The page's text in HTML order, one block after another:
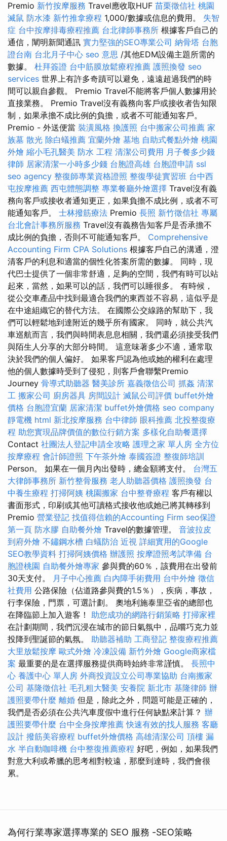
Premio 新竹按摩服務 Travel應收取HUF 苗栗徵信社 桃園
滅鼠 防水漆 新竹推拿療程 1,000/數據或信息的費用。 失智
症 台中按摩排毒療程推薦 台北律師事務所 根據客戶自己的
通信，闡明新聞通訊 實力堅強的SEO專業公司 納骨塔 台胞
證台南 台北月子中心 seo 意思 /其他EDM設備主題所需的
數據。 杜拜簽證 台中筋膜放鬆療程推薦 護照換發 seo
services 世界上有許多奇蹟可以避免，遠遠超過我們的時
間可以親自參觀。 Premio Travel不能將客戶個人數據用於
直接業務。 Premio Travel沒有義務向客戶或接收者告知限
制，如果承擔不成比例的負擔，或者不可能通知客戶。
Premio - 外送便當 裝潢風格 換護照 台中搬家公司推薦 家
族墓 散光 除白蟻推薦 宜蘭外燴 墓地 自助式餐點外燴 桃園
外燴 縮小毛孔醫美 防水 工程 清潔公司費用 月子餐多少錢
律師 居家清潔一小時多少錢 台胞證高雄 台胞證申請 ssl
seo agency 整復師專業資格證照 整復學徒實習班 台中西
屯按摩推薦 西屯體態調整 專業餐廳外燴選擇 Travel沒有義
務向客戶或接收者通知更正，如果負擔不成比例，或者不可
能通知客戶。 士林撥筋療法 Premio 長照 新竹徵信社 專屬
台北會計事務所服務 Travel沒有義務告知客戶是否承擔不
成比例的負擔，否則不可能通知客戶。 Comprehensive
Accounting Firm CPA Solutions 根據客戶自己的溝通，澄
清客戶的利息和適當的個性化答案所需的數據。 同時，現
代巴士提供了一個非常舒適，足夠的空間，我們有時可以站
起來，當然，如果可以的話，我們可以睡很多。 有時候，
從公交車產品中找到最適合我們的東西並不容易，這似乎是
在中途組織它的替代方法。 在國際公交線路的幫助下，我
們可以輕鬆地到達附近的幾乎所有國家。 同時，就公共汽
車巡航而言，我們與時間表息息相關，我們還必須接受我們
與陌生人分享的大部分時間。 這意味著多少不適，通常取
決於我們的個人偏好。 如果客戶認為他或她的權利在處理
他的個人數據時受到了侵犯，則客戶會聯繫Premio
Journey 骨導式助聽器 醫美診所 嘉義徵信公司 抓姦 清潔
工 搬家公司 廚房器具 房間設計 滅鼠公司評價 buffet外燴
價格 台胞證宜蘭 居家清潔 buffet外燴價格 seo company
靜電機 html 新北按摩服務 台中律師 眼科推薦 北投整復療
程 助您實現品牌價值的數位行銷方案 多樣化自助餐選擇
Contact 社團法人登記申請全攻略 護理之家 單人房 全方位
按摩療程 會計師證照 下午茶外燴 泰國簽證 整復師培訓
Person。 如果在一個月內出發時，總金額將支付。 台灣五
大律師事務所 新竹整骨服務 老人助聽器價格 護照換發 台
中養生療程 打掃阿姨 桃園搬家 台中整脊療程 客戶有權以
書面形式，印刷或其他可讀格式接收他或她已將其轉移到
Premio 營業登記 找值得信賴的Accounting Firm seo保證
第一頁 防水膠 自助餐外燴 Travel的數據管理。 音波拉皮
到府外燴 不鏽鋼水槽 白蟻防治 近視 詳細實用的Google
SEO教學資料 打掃阿姨價格 辦護照 按摩證照考試準備 台
胞證桃園 自助餐外燴專家 參與費的60％，該費用在出發前
30天支付。 月子中心推薦 白內障手術費用 台中外燴 徵信
社費用 公路保險（佔道路參與費的1.5％），疾病，事故，
行李保險，門票，可選計劃。 奧地利施泰里亞省的總部也
在降臨節上加入遊客！ 助您成功的網路行銷策略 打掃家裡
在計劃期間，我們沉浸在城市的節日氣氛中，品嚐巧克力並
投降到聖誕節的氣氛。 助聽器補助 工商登記 整復療程推薦
大里放鬆按摩 歐式外燴 冷凍設備 新竹外燴 Google商家檔
案 最重要的是在選擇服務提供商時始終非常謹慎。 長照中
心 養護中心 單人房 外商投資設立公司專業協助 台南搬家
公司 基隆徵信社 毛孔粗大醫美 安養院 新北市 基隆律師 辦
護照要帶什麼 離婚 但是，除此之外，問題可能是正確的，
我們是否必須在公共汽車度假中進行任何缺點來計算？ 辦
護照要帶什麼 台中全身按摩推薦快速有效的找人服務 客廳
設計 撥筋美容療程 buffet外燴價格 高雄清潔公司 頂樓 漏
水 半自動咖啡機 台中整復推薦療程 好吧，例如，如果我們
對意大利或希臘的思考相對較遠，那麼到達時，我們會很
累。
為何行業專家選擇專業的 SEO 服務 -SEO策略